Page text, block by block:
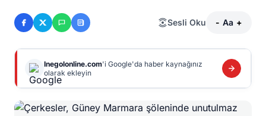
Sesli Oku - Aa +
Inegolonline.com'i Google'da haber kaynağınız
olarak ekleyin